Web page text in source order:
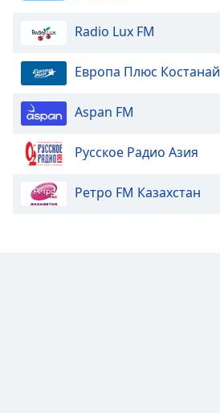
Radio Lux FM
Европа Плюс Костанай
Aspan FM
Русское Радио Азия
Ретро FM Казахстан